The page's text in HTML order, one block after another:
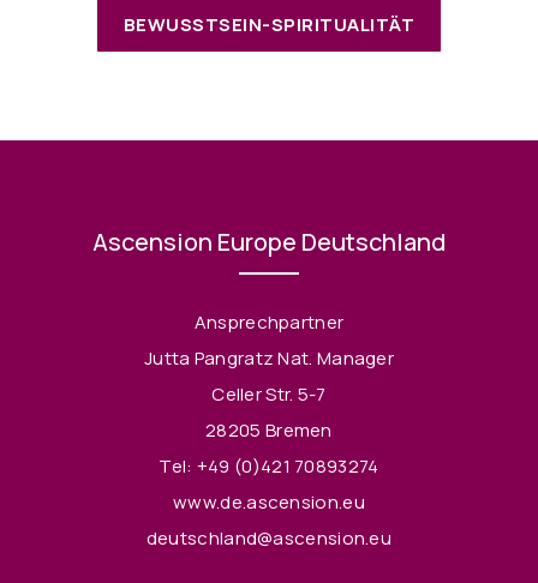
BEWUSSTSEIN-SPIRITUALITÄT
Ascension Europe Deutschland
Ansprechpartner
Jutta Pangratz Nat. Manager
Celler Str. 5-7
28205 Bremen
Tel: +49 (0)421 70893274
www.de.ascension.eu
deutschland@ascension.eu